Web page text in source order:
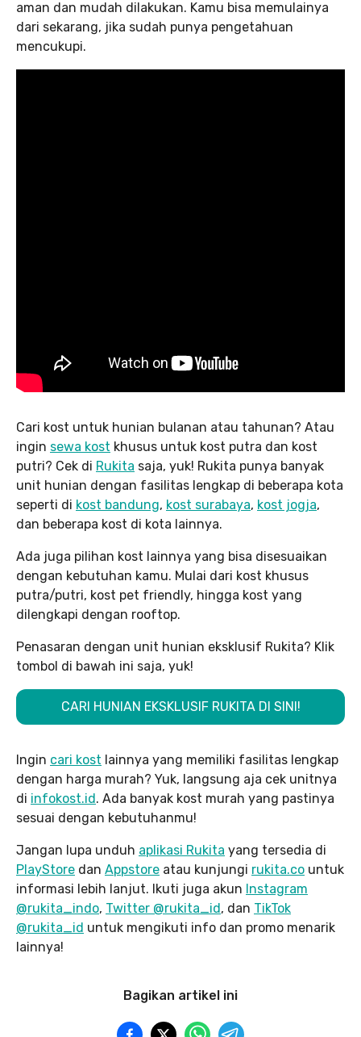
aman dan mudah dilakukan. Kamu bisa memulainya
dari sekarang, jika sudah punya pengetahuan
mencukupi.
Cari kost untuk hunian bulanan atau tahunan? Atau
ingin sewa kost khusus untuk kost putra dan kost
putri? Cek di Rukita saja, yuk! Rukita punya banyak
unit hunian dengan fasilitas lengkap di beberapa kota
seperti di kost bandung, kost surabaya, kost jogja,
dan beberapa kost di kota lainnya.
Ada juga pilihan kost lainnya yang bisa disesuaikan
dengan kebutuhan kamu. Mulai dari kost khusus
putra/putri, kost pet friendly, hingga kost yang
dilengkapi dengan rooftop.
Penasaran dengan unit hunian eksklusif Rukita? Klik
tombol di bawah ini saja, yuk!
CARI HUNIAN EKSKLUSIF RUKITA DI SINI!
Ingin cari kost lainnya yang memiliki fasilitas lengkap
dengan harga murah? Yuk, langsung aja cek unitnya
di infokost.id . Ada banyak kost murah yang pastinya
sesuai dengan kebutuhanmu!
Jangan lupa unduh aplikasi Rukita yang tersedia di
PlayStore dan Appstore atau kunjungi rukita.co untuk
informasi lebih lanjut. Ikuti juga akun Instagram
@rukita_indo, Twitter @rukita_id , dan TikTok
@rukita_id untuk mengikuti info dan promo menarik
lainnya!
Bagikan artikel ini